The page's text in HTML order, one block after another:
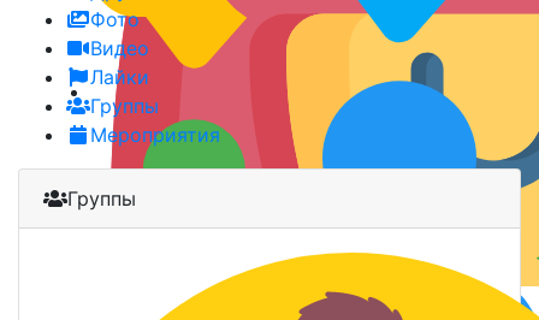
Фото
Видео
Лайки
Группы
Мероприятия
Группы